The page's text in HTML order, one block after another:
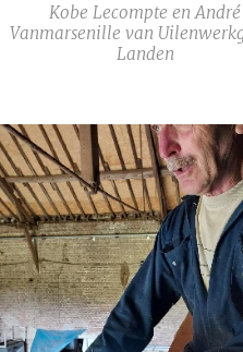
Kobe Lecompte en André
Vanmarsenille van
Landen